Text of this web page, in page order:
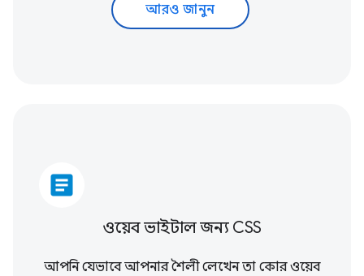
আরও জানুন
article
ওয়েব ভাইটাল জন্য CSS
আপনি যেভাবে আপনার শৈলী লেখেন তা কোর ওয়েব